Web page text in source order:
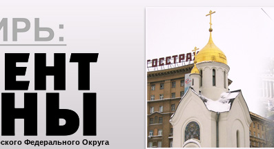
Федерального Округа